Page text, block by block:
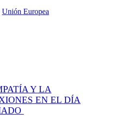
Unión Europea
Y LA
EN EL DÍA